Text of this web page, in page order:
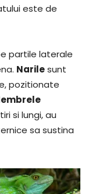
este de
partile laterale
Narilesunt
pozitionate
si lungi, au
sa sustina